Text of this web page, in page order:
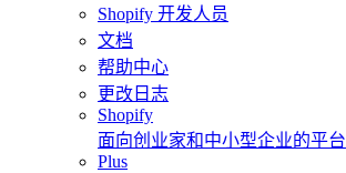
Shopify 开发人员
文档
帮助中心
更改日志
Shopify
面向创业家和中小型企业的平台
Plus